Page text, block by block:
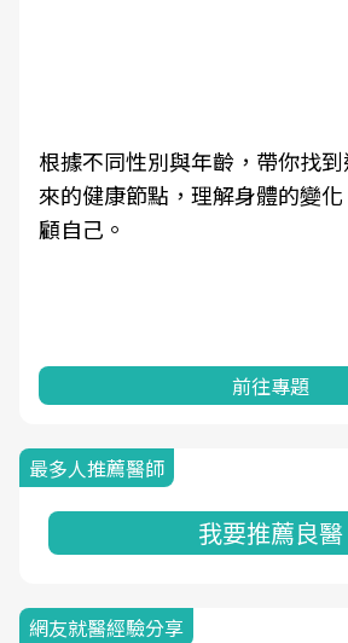
根據不同性別與年齡，帶你找
來的健康節點，理解身體的變
顧自己。
前往專題
最多人推薦醫師
我要推薦良醫
網友就醫經驗分享